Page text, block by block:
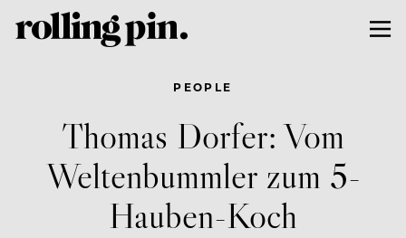
PEOPLE
Thomas Dorfer: Vom
Weltenbummler zum 5-
Hauben-Koch